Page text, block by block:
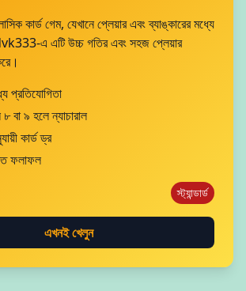
কার্ড গেম, যেখানে প্লেয়ার এবং ব্যাঙ্কারের মধ্যে
এ এটি উচ্চ গতির এবং সহজ প্লেয়ার
প্রতিযোগিতা
৮ বা ৯ হলে ন্যাচারাল
কার্ড ড্র
ফলাফল
স্ট্যান্ডার্ড
এখনই খেলুন